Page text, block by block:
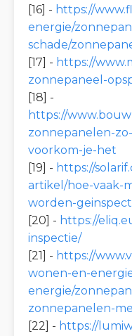
[16] - https://
energie/
schade/
[17] - https://
zonnepaneel-
[18] -
https://
zonnepanelen-
voorkom-je-het
[19] - https://
artikel/hoe-vaak-
worden-
[20] - https://
inspectie/
[21] - https://
wonen-en-
energie/
zonnepanelen-
[22] - https://